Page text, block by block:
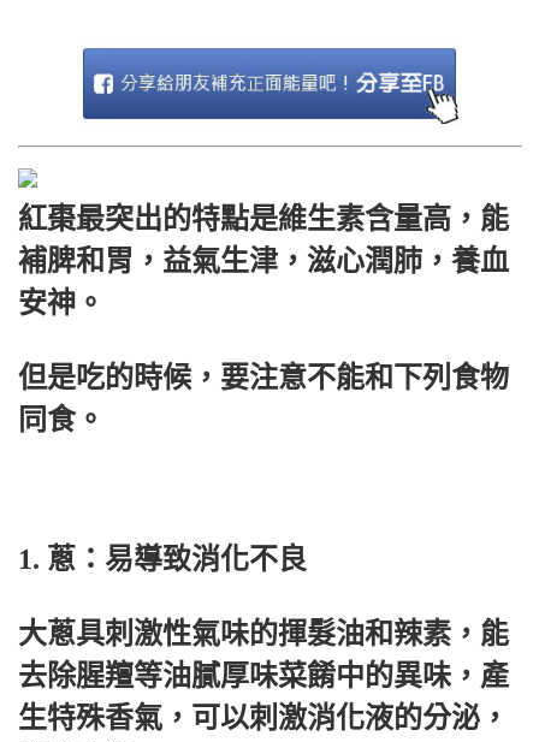
紅棗最突出的特點是維生素含量高，能
補脾和胃，益氣生津，滋心潤肺，養血
安神。
但是吃的時候，要注意不能和下列食物
同食。
1. 蔥：易導致消化不良
大蔥具刺激性氣味的揮髮油和辣素，能
去除腥羶等油膩厚味菜餚中的異味，產
生特殊香氣，可以刺激消化液的分泌，